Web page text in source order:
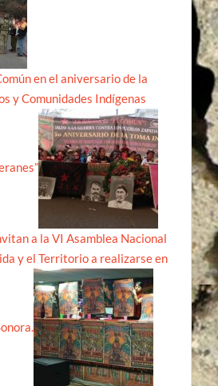
en el aniversario de la
y Comunidades Indígenas
a la VI Asamblea Nacional
y el Territorio a realizarse en